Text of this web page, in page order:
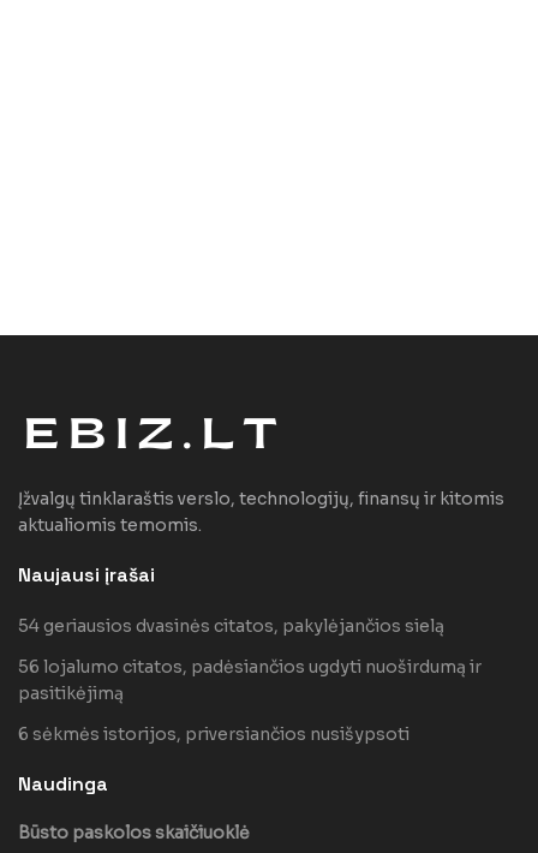
Įžvalgų tinklaraštis verslo, technologijų, finansų ir kitomis
aktualiomis temomis.
Naujausi įrašai
54 geriausios dvasinės citatos, pakylėjančios sielą
56 lojalumo citatos, padėsiančios ugdyti nuoširdumą ir
pasitikėjimą
6 sėkmės istorijos, priversiančios nusišypsoti
Naudinga
Būsto paskolos skaičiuoklė